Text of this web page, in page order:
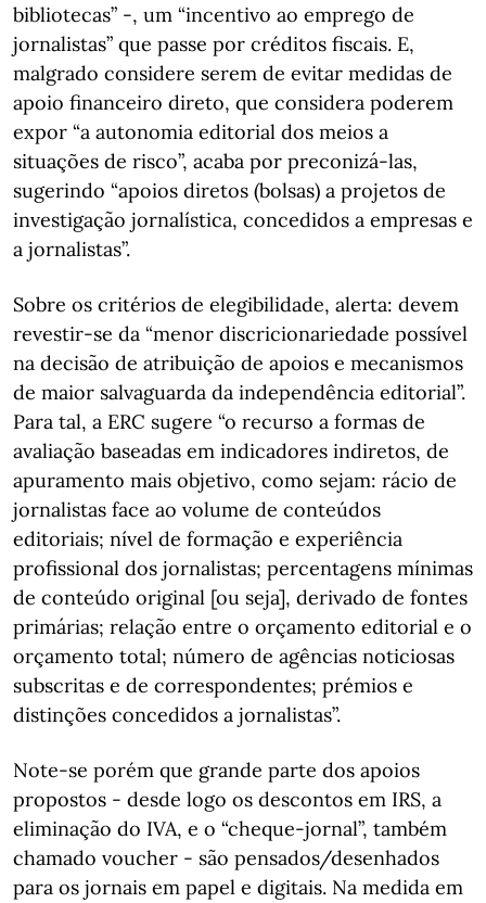
bibliotecas” -, um “incentivo ao emprego de
jornalistas” que passe por créditos fiscais. E,
malgrado considere serem de evitar medidas de
apoio financeiro direto, que considera poderem
expor “a autonomia editorial dos meios a
situações de risco”, acaba por preconizá-las,
sugerindo “apoios diretos (bolsas) a projetos de
investigação jornalística, concedidos a empresas e
a jornalistas”.
Sobre os critérios de elegibilidade, alerta: devem
revestir-se da “menor discricionariedade possível
na decisão de atribuição de apoios e mecanismos
de maior salvaguarda da independência editorial”.
Para tal, a ERC sugere “o recurso a formas de
avaliação baseadas em indicadores indiretos, de
apuramento mais objetivo, como sejam: rácio de
jornalistas face ao volume de conteúdos
editoriais; nível de formação e experiência
profissional dos jornalistas; percentagens mínimas
de conteúdo original [ou seja], derivado de fontes
primárias; relação entre o orçamento editorial e o
orçamento total; número de agências noticiosas
subscritas e de correspondentes; prémios e
distinções concedidos a jornalistas”.
Note-se porém que grande parte dos apoios
propostos - desde logo os descontos em IRS, a
eliminação do IVA, e o “cheque-jornal”, também
chamado voucher - são pensados/desenhados
para os jornais em papel e digitais. Na medida em